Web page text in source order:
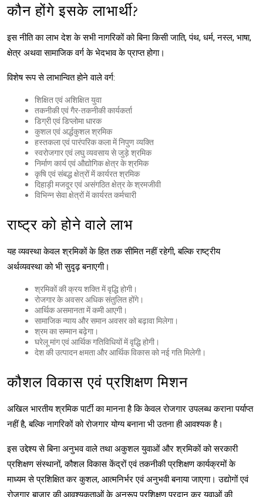
कौन होंगे इसके लाभार्थी?
इस नीति का लाभ देश के सभी नागरिकों को बिना किसी जाति, पंथ, धर्म, नस्ल, भाषा,
क्षेत्र अथवा सामाजिक वर्ग के भेदभाव के प्राप्त होगा।
विशेष रूप से लाभान्वित होने वाले वर्ग:
शिक्षित एवं अशिक्षित युवा
तकनीकी एवं गैर-तकनीकी कार्यकर्ता
डिग्री एवं डिप्लोमा धारक
कुशल एवं अर्द्धकुशल श्रमिक
हस्तकला एवं पारंपरिक कला में निपुण व्यक्ति
स्वरोजगार एवं लघु व्यवसाय से जुड़े श्रमिक
निर्माण कार्य एवं औद्योगिक क्षेत्र के श्रमिक
कृषि एवं संबद्ध क्षेत्रों में कार्यरत श्रमिक
दिहाड़ी मजदूर एवं असंगठित क्षेत्र के श्रमजीवी
विभिन्न सेवा क्षेत्रों में कार्यरत कर्मचारी
राष्ट्र को होने वाले लाभ
यह व्यवस्था केवल श्रमिकों के हित तक सीमित नहीं रहेगी, बल्कि राष्ट्रीय
अर्थव्यवस्था को भी सुदृढ़ बनाएगी।
श्रमिकों की क्रय शक्ति में वृद्धि होगी।
रोजगार के अवसर अधिक संतुलित होंगे।
आर्थिक असमानता में कमी आएगी।
सामाजिक न्याय और समान अवसर को बढ़ावा मिलेगा।
श्रम का सम्मान बढ़ेगा।
घरेलू मांग एवं आर्थिक गतिविधियों में वृद्धि होगी।
देश की उत्पादन क्षमता और आर्थिक विकास को नई गति मिलेगी।
कौशल विकास एवं प्रशिक्षण मिशन
अखिल भारतीय श्रमिक पार्टी का मानना है कि केवल रोजगार उपलब्ध कराना पर्याप्त
नहीं है, बल्कि नागरिकों को रोजगार योग्य बनाना भी उतना ही आवश्यक है।
इस उद्देश्य से बिना अनुभव वाले तथा अकुशल युवाओं और श्रमिकों को सरकारी
प्रशिक्षण संस्थानों, कौशल विकास केंद्रों एवं तकनीकी प्रशिक्षण कार्यक्रमों के
माध्यम से प्रशिक्षित कर कुशल, आत्मनिर्भर एवं अनुभवी बनाया जाएगा। उद्योगों एवं
रोजगार बाजार की आवश्यकताओं के अनुरूप प्रशिक्षण प्रदान कर युवाओं की